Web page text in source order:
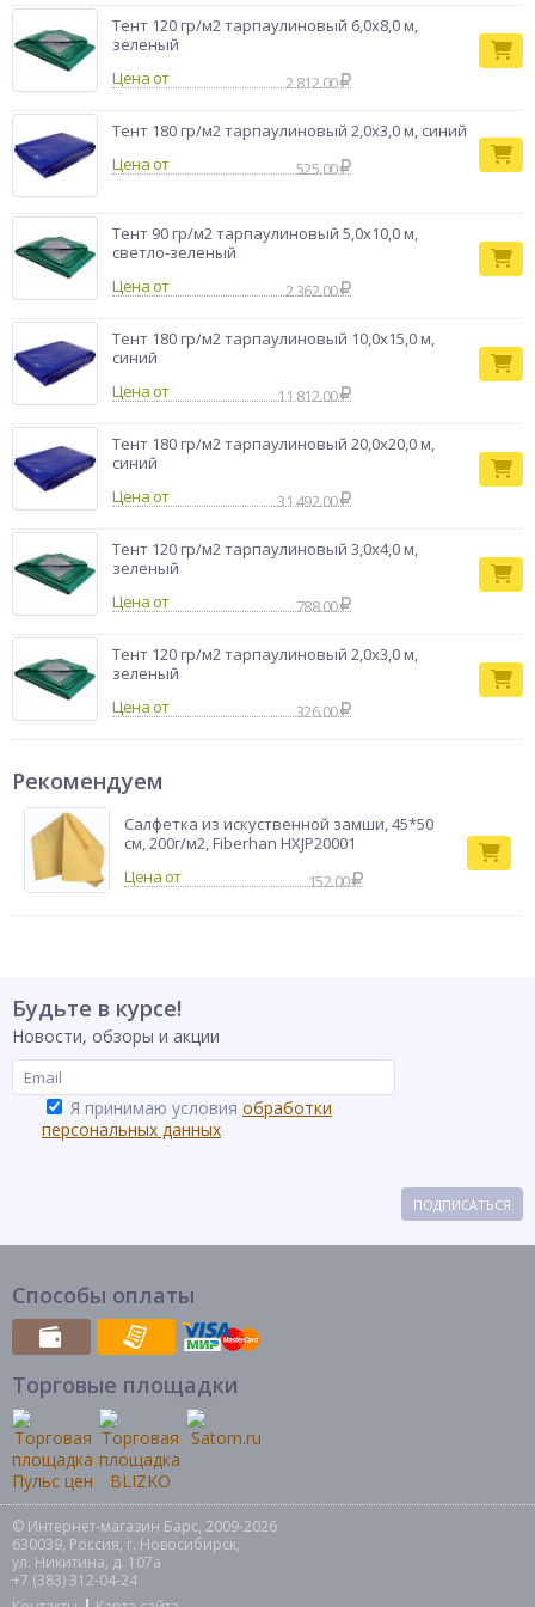
Тент 120 гр/м2 тарпаулиновый 6,0х8,0 м,
зеленый
Цена от
2 812.00
Тент 180 гр/м2 тарпаулиновый 2,0х3,0 м, синий
Цена от
525.00
Тент 90 гр/м2 тарпаулиновый 5,0х10,0 м,
светло-зеленый
Цена от
2 362.00
Тент 180 гр/м2 тарпаулиновый 10,0х15,0 м,
синий
Цена от
11 812.00
Тент 180 гр/м2 тарпаулиновый 20,0х20,0 м,
синий
Цена от
31 492.00
Тент 120 гр/м2 тарпаулиновый 3,0х4,0 м,
зеленый
Цена от
788.00
Тент 120 гр/м2 тарпаулиновый 2,0х3,0 м,
зеленый
Цена от
326.00
Рекомендуем
Салфетка из искуственной замши, 45*50
см, 200г/м2, Fiberhan HXJP20001
152.00
Будьте в курсе!
Новости, обзоры и акции
Я принимаю условия обработки
персональных данных
ПОДПИСАТЬСЯ
Способы оплаты
Торговые площадки
© Интернет-магазин Барс, 2009-2026
630039, Россия, г. Новосибирск,
ул. Никитина, д. 107а
+7 (383) 312-04-24